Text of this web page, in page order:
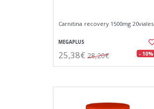
Carnitina recovery 1500mg 20viales
MEGAPLUS
25,38€ 28,20€ - 10%